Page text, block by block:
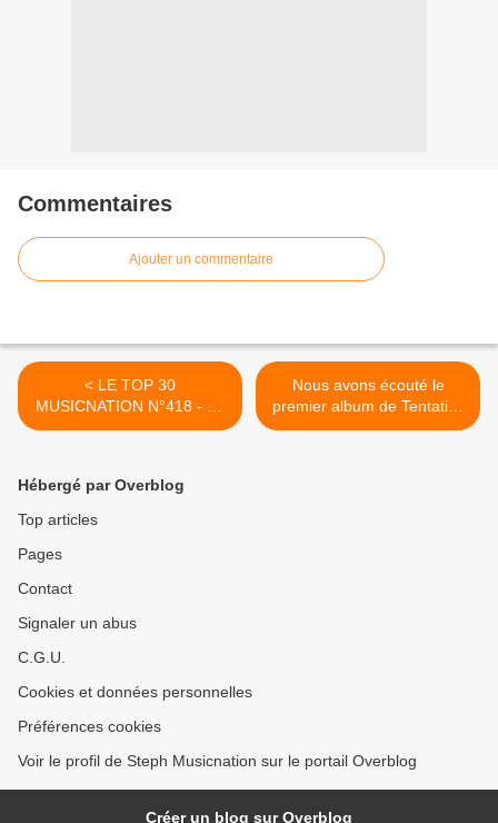
Commentaires
Ajouter un commentaire
< LE TOP 30
MUSICNATION N°418 - 18
JUIN 2023
Nous avons écouté le
premier album de Tentative
! >
Hébergé par Overblog
Top articles
Pages
Contact
Signaler un abus
C.G.U.
Cookies et données personnelles
Préférences cookies
Voir le profil de Steph Musicnation sur le portail Overblog
Créer un blog sur Overblog